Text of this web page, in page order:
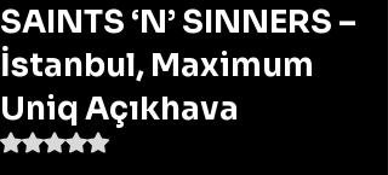
SAINTS ‘N’ SINNERS –
İstanbul, Maximum
Uniq Açıkhava
5 üzerinden NaN yıldız